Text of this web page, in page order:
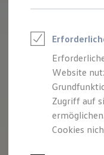
Leasing
Junge
Website
Zugriff auf
Cookies